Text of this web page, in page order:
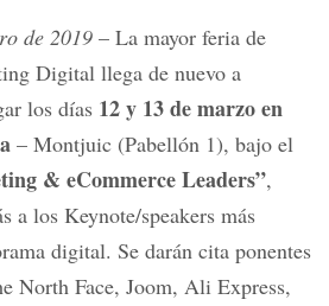
de 2019 – La mayor feria de
Digital llega de nuevo a
los días 12 y 13 de marzo en
– Montjuic (Pabellón 1), bajo el
& eCommerce Leaders”,
a los Keynote/speakers más
digital. Se darán cita ponentes
North Face, Joom, Ali Express,